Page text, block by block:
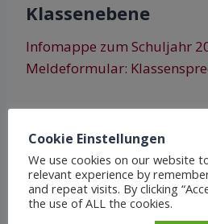
Klassenebene
Infomappe zum Schuljahr
Meldeformular:
Schüler*innenrechte
Rechtsbroschüre |
Rechtsplakat |
SV-Stunde
Cookie Einstellungen
We use cookies on our website
relevant experience by
and repeat visits. By clicking
the use of ALL the cookies.